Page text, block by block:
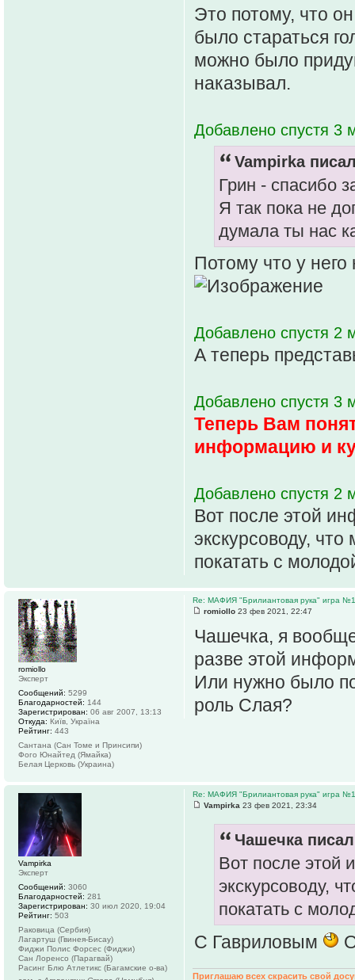
Это потому, что
было стараться
можно было
наказывал.
Добавлено спустя 3
Vampirka
Грин - спасибо
Я так пока не
думала ты нас
Потому что у
Добавлено спустя 2
А теперь
Добавлено спустя 3
Теперь Вам
информацию и
Добавлено спустя 2
Вот после этой
экскурсоводу,
покатать с
Re: МАФИЯ "Брилиантовая рука" игра №1
romiollo 23 фев 2021, 22:47
Чашечка, я
разве этой
Или нужно было
роль Слая?
romiollo
Эксперт
Сообщений: 5299
Благодарностей: 144
Зарегистрирован: 06 авг 2007, 13:13
Откуда: Київ, Україна
Рейтинг: 443
Сантана (Сан Томе и Принсипи)
Фого Юнайтед (Ямайка)
Белая Церковь (Украина)
Re: МАФИЯ "Брилиантовая рука" игра №1
Vampirka 23 фев 2021, 23:34
Чашечка
Вот после этой
экскурсоводу,
покатать с
С Гавриловым
Приглашаю всех скрасить свой
Vampirka
Эксперт
Сообщений: 3060
Благодарностей: 281
Зарегистрирован: 30 июл 2020, 19:04
Рейтинг: 503
Раковица (Сербия)
Лагартуш (Гвинея-Бисау)
Фиджи Полис Форсес (Фиджи)
Сан Лоренсо (Парагвай)
Расинг Блю Атлетикс (Багамские о-ва)